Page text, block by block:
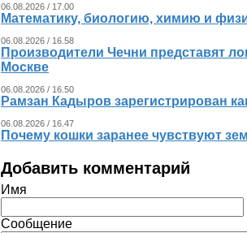
06.08.2026 / 17.00
Математику, биологию, химию и
06.08.2026 / 16.58
Производители Чечни представят
Москве
06.08.2026 / 16.50
Рамзан Кадыров зарегистрирован
06.08.2026 / 16.47
Почему кошки заранее чувствуют
Добавить комментарий
Имя
Сообщение